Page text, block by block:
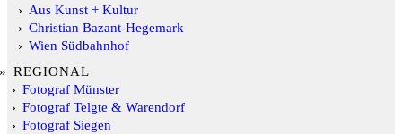
Aus Kunst + Kultur
Christian Bazant-Hegemark
Wien Südbahnhof
REGIONAL
Fotograf Münster
Fotograf Telgte & Warendorf
Fotograf Siegen